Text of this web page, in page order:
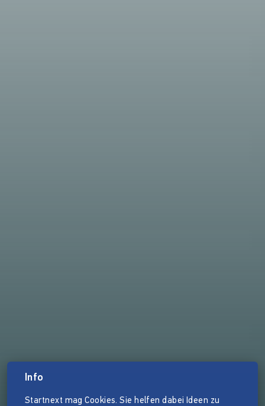
Info
Startnext mag Cookies. Sie helfen dabei Ideen zu